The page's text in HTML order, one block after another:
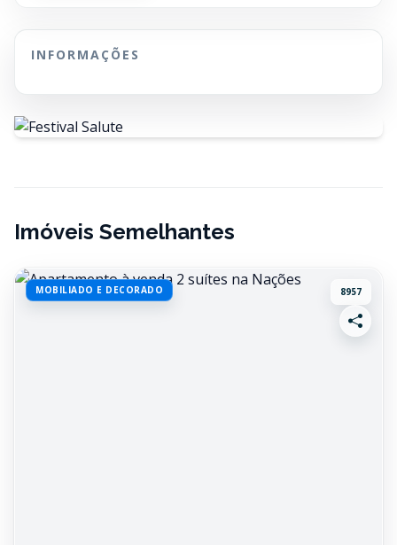
INFORMAÇÕES
Imóveis Semelhantes
MOBILIADO E DECORADO 8957